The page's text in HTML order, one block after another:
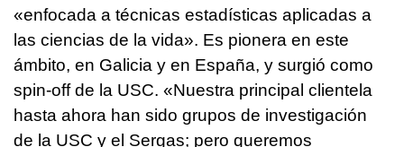
«enfocada a técnicas estadísticas aplicadas a
las ciencias de la vida». Es pionera en este
ámbito, en Galicia y en España, y surgió como
spin-off de la USC. «Nuestra principal clientela
hasta ahora han sido grupos de investigación
de la USC y el Sergas; pero queremos